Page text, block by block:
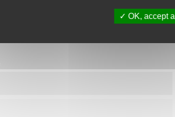
OK, accept all